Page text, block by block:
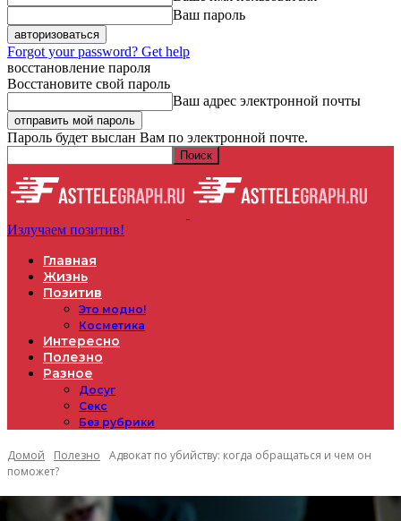
Ваш пароль
Forgot your password? Get help
восстановление пароля
Восстановите свой пароль
Ваш адрес электронной почты
Пароль будет выслан Вам по электронной почте.
Излучаем позитив!
Главная
Жизнь
Позитив
Это модно!
Косметика
Интересно
Полезно
Разное
Досуг
Секс
Без рубрики
Домой Полезно
Адвокат по убийству: когда обращаться и чем он
поможет?